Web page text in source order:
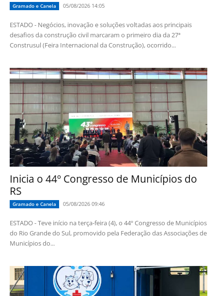
Gramado e Canela 05/08/2026 14:05
ESTADO - Negócios, inovação e soluções voltadas aos principais
desafios da construção civil marcaram o primeiro dia da 27ª
Construsul (Feira Internacional da Construção), ocorrido...
Inicia o 44º Congresso de Municípios do
RS
Gramado e Canela 05/08/2026 09:46
ESTADO - Teve início na terça-feira (4), o 44º Congresso de Municípios
do Rio Grande do Sul, promovido pela Federação das Associações de
Municípios do...